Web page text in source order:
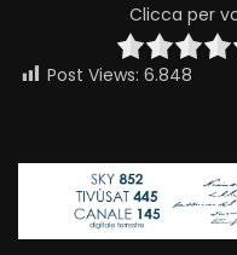
Clicca per
Post Views: 6.848